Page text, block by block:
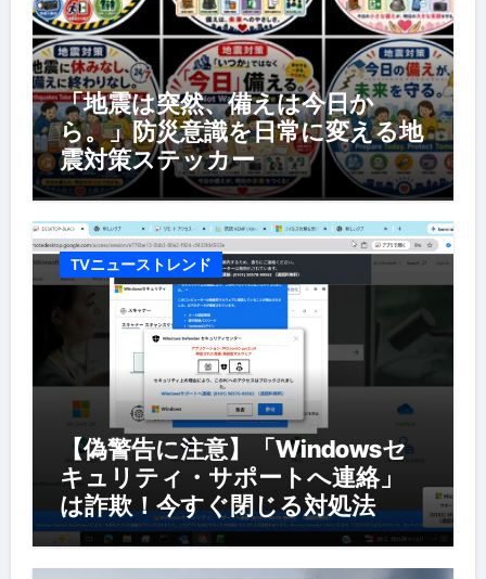
「地震は突然、備えは今日か
ら。」防災意識を日常に変える地
震対策ステッカー
TVニューストレンド
【偽警告に注意】「Windowsセ
キュリティ・サポートへ連絡」
は詐欺！今すぐ閉じる対処法